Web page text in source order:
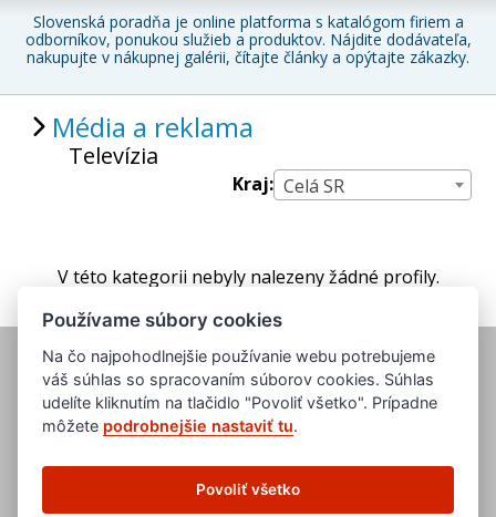
Slovenská poradňa je online platforma s katalógom firiem a
odborníkov, ponukou služieb a produktov. Nájdite dodávateľa,
nakupujte v nákupnej galérii, čítajte články a opýtajte zákazky.
Média a reklama
Televízia
Kraj: Celá SR
V této kategorii nebyly nalezeny žádné profily.
www.edb.cz
www.edb.eu
Používame súbory cookies
Na čo najpohodlnejšie používanie webu potrebujeme
váš súhlas so spracovaním súborov cookies. Súhlas
udelíte kliknutím na tlačidlo "Povoliť všetko". Prípadne
môžete podrobnejšie nastaviť tu.
Povoliť všetko